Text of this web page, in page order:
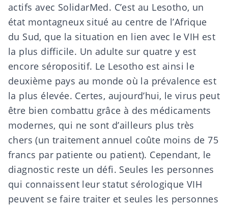
actifs avec SolidarMed. C’est au Lesotho, un
état montagneux situé au centre de l’Afrique
du Sud, que la situation en lien avec le VIH est
la plus difficile. Un adulte sur quatre y est
encore séropositif. Le Lesotho est ainsi le
deuxième pays au monde où la prévalence est
la plus élevée. Certes, aujourd’hui, le virus peut
être bien combattu grâce à des médicaments
modernes, qui ne sont d’ailleurs plus très
chers (un traitement annuel coûte moins de 75
francs par patiente ou patient). Cependant, le
diagnostic reste un défi. Seules les personnes
qui connaissent leur statut sérologique VIH
peuvent se faire traiter et seules les personnes